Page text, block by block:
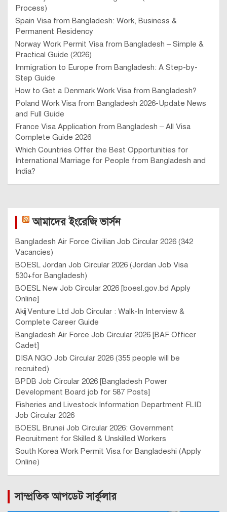
Process)
Spain Visa from Bangladesh: Work, Business &
Permanent Residency
Norway Work Permit Visa from Bangladesh – Simple &
Practical Guide (2026)
Immigration to Europe from Bangladesh: A Step-by-
Step Guide
How to Get a Denmark Work Visa from Bangladesh?
Poland Work Visa from Bangladesh 2026-Update News
and Full Guide
France Visa Application from Bangladesh – All Visa
Complete Guide 2026
Which Countries Offer the Best Opportunities for
International Marriage for People from Bangladesh and
India?
আমাদের ইংরেজি ভার্সন
Bangladesh Air Force Civilian Job Circular 2026 (342
Vacancies)
BOESL Jordan Job Circular 2026 (Jordan Job Visa
530+for Bangladesh)
BOESL New Job Circular 2026 [boesl.gov.bd Apply
Online]
Akij Venture Ltd Job Circular : Walk-In Interview &
Complete Career Guide
Bangladesh Air Force Job Circular 2026 [BAF Officer
Cadet]
DISA NGO Job Circular 2026 (355 people will be
recruited)
BPDB Job Circular 2026 [Bangladesh Power
Development Board job for 587 Posts]
Fisheries and Livestock Information Department FLID
Job Circular 2026
BOESL Brunei Job Circular 2026: Government
Recruitment for Skilled & Unskilled Workers
South Korea Work Permit Visa for Bangladeshi (Apply
Online)
সাম্প্রতিক আপডেট সার্কুলার